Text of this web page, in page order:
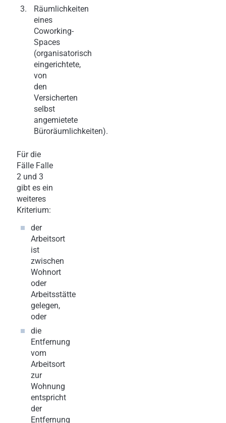
Räumlichkeiten
eines
Coworking-
Spaces
(organisatorisch
eingerichtete,
von
den
Versicherten
selbst
angemietete
Büroräumlichkeiten).
Für die
Fälle Falle
2 und 3
gibt es ein
weiteres
Kriterium:
der
Arbeitsort
ist
zwischen
Wohnort
oder
Arbeitsstätte
gelegen,
oder
die
Entfernung
vom
Arbeitsort
zur
Wohnung
entspricht
der
Entfernung